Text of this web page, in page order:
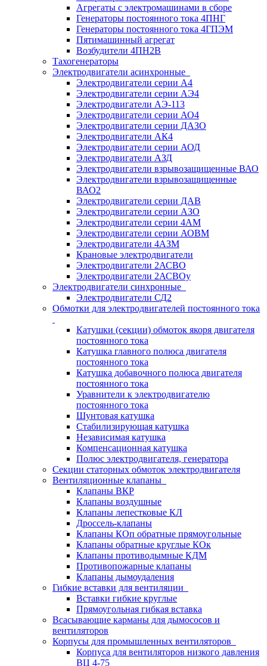
Агрегаты с электромашинами в сборе
Генераторы постоянного тока 4ПНГ
Генераторы постоянного тока 4ГПЭМ
Пятимашинный агрегат
Возбудители 4ПН2В
Тахогенераторы
Электродвигатели асинхронные
Электродвигатели серии А4
Электродвигатели серии АЭ4
Электродвигатели АЭ-113
Электродвигатели серии АО4
Электродвигатели серии ДАЗО
Электродвигатели АК4
Электродвигатели серии АОД
Электродвигатели АЗД
Электродвигатели взрывозащищенные ВАО
Электродвигатели взрывозащищенные
ВАО2
Электродвигатели серии ДАВ
Электродвигатели серии АЗО
Электродвигатели серии 4АМ
Электродвигатели серии АОВМ
Электродвигатели 4АЗМ
Крановые электродвигатели
Электродвигатели 2АСВО
Электродвигатели 2АСВОу
Электродвигатели синхронные
Электродвигатели СД2
Обмотки для электродвигателей постоянного тока
Катушки (секции) обмоток якоря двигателя
постоянного тока
Катушка главного полюса двигателя
постоянного тока
Катушка добавочного полюса двигателя
постоянного тока
Уравнители к электродвигателю
постоянного тока
Шунтовая катушка
Стабилизирующая катушка
Независимая катушка
Компенсационная катушка
Полюс электродвигателя, генератора
Секции статорных обмоток электродвигателя
Вентиляционные клапаны
Клапаны ВКР
Клапаны воздушные
Клапаны лепестковые КЛ
Дроссель-клапаны
Клапаны КОп обратные прямоугольные
Клапаны обратные круглые КОк
Клапаны противодымные КДМ
Противопожарные клапаны
Клапаны дымоудаления
Гибкие вставки для вентиляции
Вставки гибкие круглые
Прямоугольная гибкая вставка
Всасывающие карманы для дымососов и
вентиляторов
Корпусы для промышленных вентиляторов
Корпуса для вентиляторов низкого давления
ВЦ 4-75